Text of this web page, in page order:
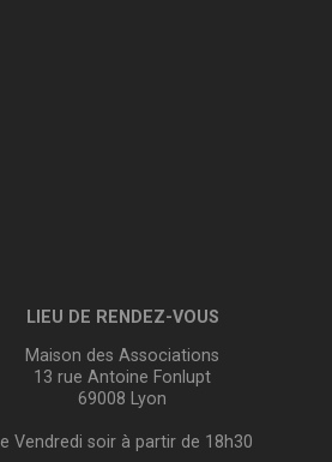
LIEU DE RENDEZ-VOUS
Maison des Associations
13 rue Antoine Fonlupt
69008 Lyon
Le Vendredi soir à partir de 18h30